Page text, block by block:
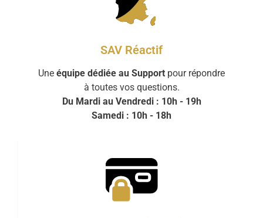
SAV Réactif
Une équipe dédiée au Support pour répondre
à toutes vos questions.
Du Mardi au Vendredi : 10h - 19h
Samedi : 10h - 18h